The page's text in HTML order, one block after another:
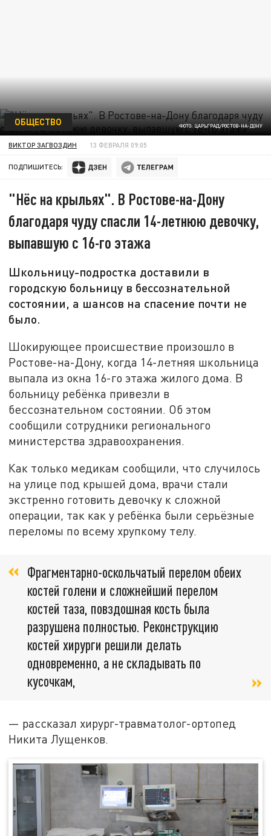
ФОТО: ЦАРЬГРАД/РОСТОВ-НА-ДОНУ
ОБЩЕСТВО
ВИКТОР ЗАГВОЗДИН 13 ФЕВРАЛЯ 09:05
ПОДПИШИТЕСЬ:
"Нёс на крыльях". В Ростове-на-Дону
благодаря чуду спасли 14-летнюю девочку,
выпавшую с 16-го этажа
Школьницу-подростка доставили в
городскую больницу в бессознательной
состоянии, а шансов на спасение почти не
было.
Шокирующее происшествие произошло в
Ростове-на-Дону, когда 14-летняя школьница
выпала из окна 16-го этажа жилого дома. В
больницу ребёнка привезли в
бессознательном состоянии. Об этом
сообщили сотрудники регионального
министерства здравоохранения.
Как только медикам сообщили, что случилось
на улице под крышей дома, врачи стали
экстренно готовить девочку к сложной
операции, так как у ребёнка были серьёзные
переломы по всему хрупкому телу.
Фрагментарно-оскольчатый перелом обеих
костей голени и сложнейший перелом
костей таза, повздошная кость была
разрушена полностью. Реконструкцию
костей хирурги решили делать
одновременно, а не складывать по
кусочкам,
— рассказал хирург-травматолог-ортопед
Никита Лущенков.